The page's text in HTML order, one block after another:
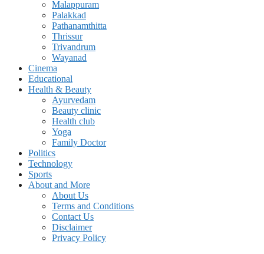
Malappuram
Palakkad
Pathanamthitta
Thrissur
Trivandrum
Wayanad
Cinema
Educational
Health & Beauty
Ayurvedam
Beauty clinic
Health club
Yoga
Family Doctor
Politics
Technology
Sports
About and More
About Us
Terms and Conditions
Contact Us
Disclaimer
Privacy Policy